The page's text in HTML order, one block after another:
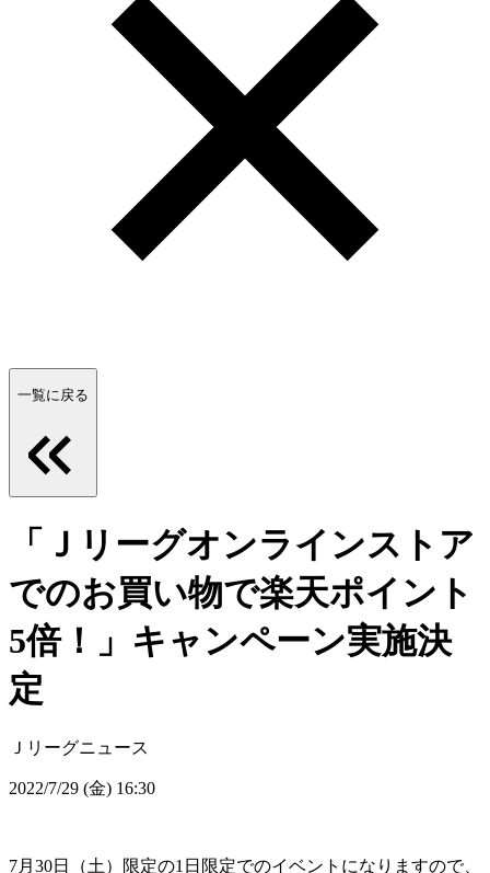
一覧に戻る
「Ｊリーグオンラインストア
でのお買い物で楽天ポイント
5倍！」キャンペーン実施決
定
Ｊリーグニュース
2022/7/29 (金) 16:30
7月30日（土）限定の1日限定でのイベントになりますので、